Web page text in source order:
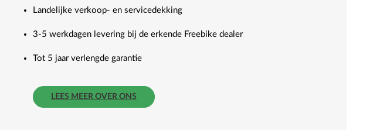
Landelijke verkoop- en servicedekking
3-5 werkdagen levering bij de erkende Freebike dealer
Tot 5 jaar verlengde garantie
LEES MEER OVER ONS